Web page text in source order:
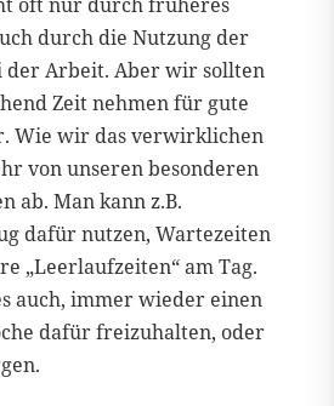
durch die Nutzung der
der Arbeit. Aber wir sollten
Zeit nehmen für gute
Wie wir das verwirklichen
von unseren besonderen
ab. Man kann z.B.
dafür nutzen, Wartezeiten
„Leerlaufzeiten“ am Tag.
auch, immer wieder einen
dafür freizuhalten, oder